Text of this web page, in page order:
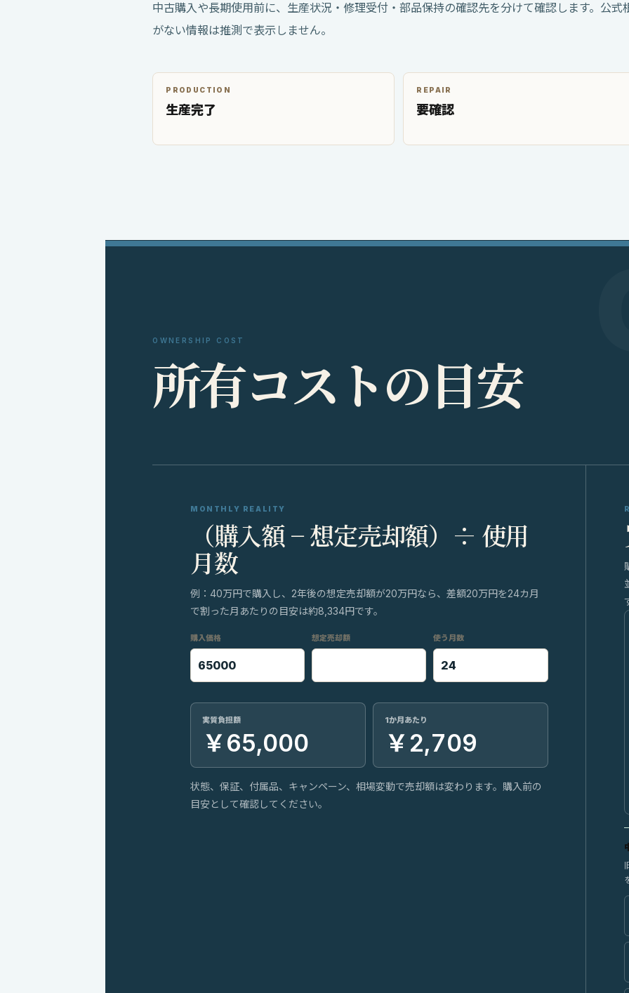
中古購入や長期使用前に、生産状況・修理受付・部品保持の確認先を分けて確認します。公式
がない情報は推測で表示しません。
PRODUCTION
生産完了
REPAIR
要確認
OWNERSHIP COST
所有コス トの目安
MONTHLY REALITY
（購入額 − 想定売却額）÷ 使用
月数
例：40万円で購入し、2年後の想定売却額が20万円なら、差額20万円を24カ月
で割った月あたりの目安は約8,334円です。
購入価格 想定売却額 使う月数
実質負担額
￥65,000
1か月あたり
￥2,709
状態、保証、付属品、キャンペーン、相場変動で売却額は変わります。購入前の
目安として確認してください。